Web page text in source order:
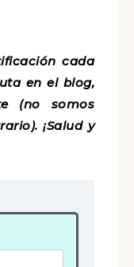
cada
en el blog,
(no somos
¡Salud y